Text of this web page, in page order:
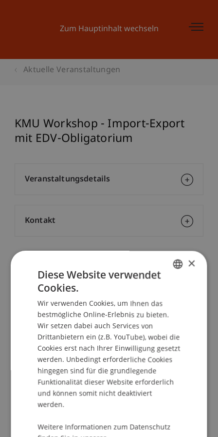
Zum Hauptinhalt wechseln
Aktuelle Veranstaltungen
KMU Workshop - Import-Export
mit EDV-Obligatorium
Lehrstuhl für Technologie und Entrepreneurship
Kleine und mittlere Unternehmen sehen sich
aktuell mit veränderten Rahmenbedingungen im
internationalen Warenverkehr konfrontiert. Seit
Beginn des Jahres ist das EDV-Obligatorium in
Kraft. Damit nimmt die Eidgenössische
Zollverwaltung keine Einfuhr- und Ausfuhrzoll-
anmeldungen in Papierform mehr an. Die
Abwicklung erfolgt entweder durch einen
Spediteur oder mittels der e-dec Webplattform.
Diese Situation bietet erhebliches Potential für
Prozess- und Kostenoptimierungen.
Basierend auf dieser Situation bietet das KMU
Veranstaltungsdetails
Kontakt
×
Diese Website verwendet
Cookies.
Wir verwenden Cookies, um Ihnen das
bestmögliche Online-Erlebnis zu bieten.
Wir setzen dabei auch Services von
Drittanbietern ein (z.B. YouTube), wobei die
Cookies erst nach Ihrer Einwilligung gesetzt
werden. Unbedingt erforderliche Cookies
hingegen sind für die grundlegende
Funktionalität dieser Website erforderlich
und können somit nicht deaktiviert
werden.
Weitere Informationen zum Datenschutz